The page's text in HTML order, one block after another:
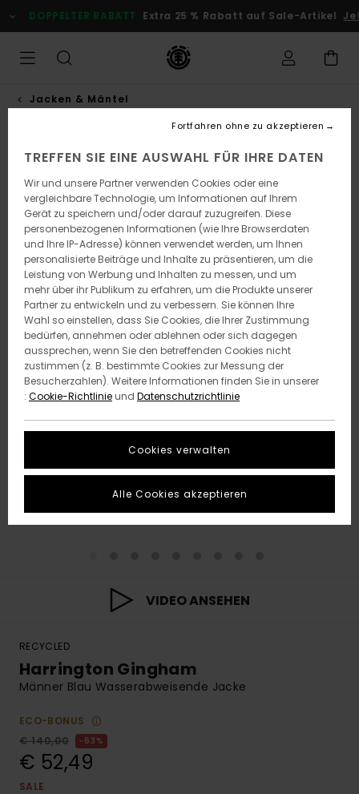
zur
Produktinformation
DOPPELTER RABATT Extra 25 % Rabatt auf Sale-Artikel
Jacken & Mäntel
VIDEO ANSEHEN
RECYCLED
Harrington Gingham
Männer Blau Wasserabweisende Jacke
ECO-BONUS
€ 140,00
63%
€ 52,49
SALE
TREFFEN SIE EINE AUSWAHL FÜR IHRE DATEN
Wir und unsere Partner verwenden Cookies oder eine
vergleichbare Technologie, um Informationen auf Ihrem
Gerät zu speichern und/oder darauf zuzugreifen. Diese
personenbezogenen Informationen (wie Ihre Browserdaten
und Ihre IP-Adresse) können verwendet werden, um Ihnen
personalisierte Beiträge und Inhalte zu präsentieren, um die
Leistung von Werbung und Inhalten zu messen, und um
mehr über ihr Publikum zu erfahren, um die Produkte unserer
Partner zu entwickeln und zu verbessern. Sie können Ihre
Wahl so einstellen, dass Sie Cookies, die Ihrer Zustimmung
bedürfen, annehmen oder ablehnen oder sich dagegen
aussprechen, wenn Sie den betreffenden Cookies nicht
zustimmen (z. B. bestimmte Cookies zur Messung der
Besucherzahlen). Weitere Informationen finden Sie in unserer
: Cookie-Richtlinieund Datenschutzrichtlinie
Cookies verwalten
Fortfahren ohne zu akzeptieren
Alle Cookies akzeptieren